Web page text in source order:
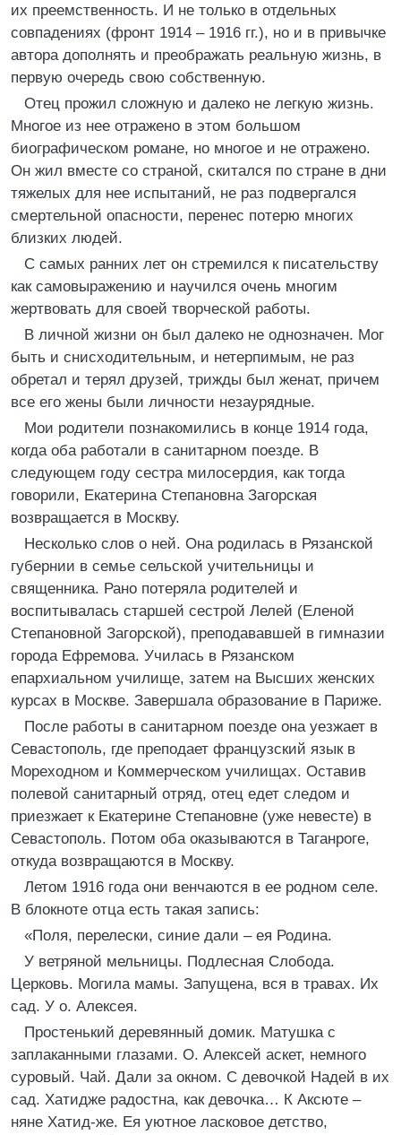
их преемственность. И не только в отдельных
совпадениях (фронт 1914 – 1916 гг.), но и в привычке
автора дополнять и преображать реальную жизнь, в
первую очередь свою собственную.
Отец прожил сложную и далеко не легкую жизнь.
Многое из нее отражено в этом большом
биографическом романе, но многое и не отражено.
Он жил вместе со страной, скитался по стране в дни
тяжелых для нее испытаний, не раз подвергался
смертельной опасности, перенес потерю многих
близких людей.
С самых ранних лет он стремился к писательству
как самовыражению и научился очень многим
жертвовать для своей творческой работы.
В личной жизни он был далеко не однозначен. Мог
быть и снисходительным, и нетерпимым, не раз
обретал и терял друзей, трижды был женат, причем
все его жены были личности незаурядные.
Мои родители познакомились в конце 1914 года,
когда оба работали в санитарном поезде. В
следующем году сестра милосердия, как тогда
говорили, Екатерина Степановна Загорская
возвращается в Москву.
Несколько слов о ней. Она родилась в Рязанской
губернии в семье сельской учительницы и
священника. Рано потеряла родителей и
воспитывалась старшей сестрой Лелей (Еленой
Степановной Загорской), преподававшей в гимназии
города Ефремова. Училась в Рязанском
епархиальном училище, затем на Высших женских
курсах в Москве. Завершала образование в Париже.
После работы в санитарном поезде она уезжает в
Севастополь, где преподает французский язык в
Мореходном и Коммерческом училищах. Оставив
полевой санитарный отряд, отец едет следом и
приезжает к Екатерине Степановне (уже невесте) в
Севастополь. Потом оба оказываются в Таганроге,
откуда возвращаются в Москву.
Летом 1916 года они венчаются в ее родном селе.
В блокноте отца есть такая запись:
«Поля, перелески, синие дали – ея Родина.
У ветряной мельницы. Подлесная Слобода.
Церковь. Могила мамы. Запущена, вся в травах. Их
сад. У о. Алексея.
Простенький деревянный домик. Матушка с
заплаканными глазами. О. Алексей аскет, немного
суровый. Чай. Дали за окном. С девочкой Надей в их
сад. Хатидже радостна, как девочка… К Аксюте –
няне Хатид-же. Ея уютное ласковое детство,